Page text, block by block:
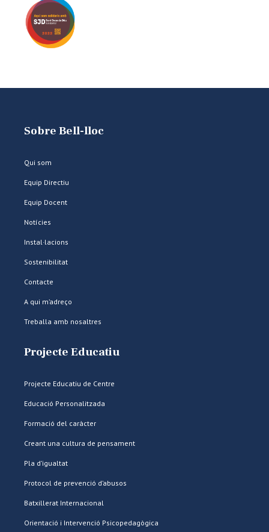
Sobre Bell-lloc
Qui som
Equip Directiu
Equip Docent
Notícies
Instal·lacions
Sostenibilitat
Contacte
A qui m’adreço
Treballa amb nosaltres
Projecte Educatiu
Projecte Educatiu de Centre
Educació Personalitzada
Formació del caràcter
Creant una cultura de pensament
Pla d’igualtat
Protocol de prevenció d’abusos
Batxillerat Internacional
Orientació i Intervenció Psicopedagògica